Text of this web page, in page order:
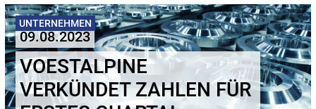
UNTERNEHMEN
09.08.2023
VOESTALPINE
VERKÜNDET ZAHLEN FÜR